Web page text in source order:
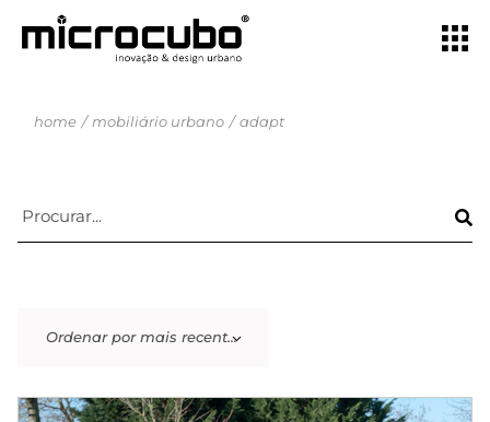
home mobiliário urbano adapt
Ordenar por mais recentes